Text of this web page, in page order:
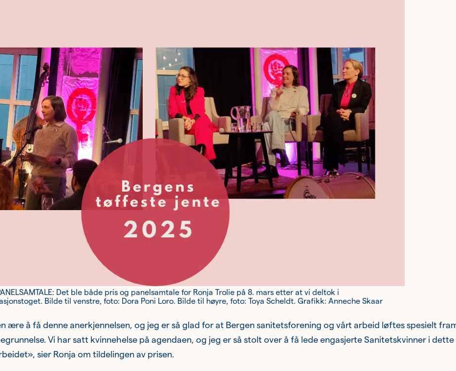
Det ble både pris og panelsamtale for Ronja Trolie på 8. mars etter at vi deltok i
Bilde til venstre, foto: Dora Poni Loro. Bilde til høyre, foto: Toya Scheldt. Grafikk: Anneche Skaar
ære å få denne anerkjennelsen, og jeg er så glad for at Bergen sanitetsforening og vårt arbeid løftes spesielt
Vi har satt kvinnehelse på agendaen, og jeg er så stolt over å få lede engasjerte Sanitetskvinner i dette
sier Ronja om tildelingen av prisen.